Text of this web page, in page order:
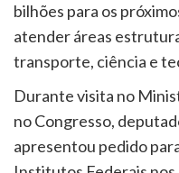
bilhões para os
atender áreas
transporte, ciência e
Durante visita no
no Congresso,
apresentou pedido